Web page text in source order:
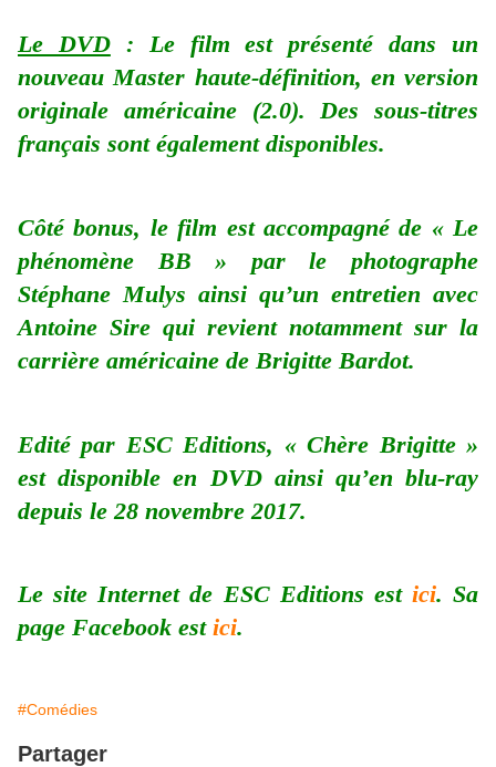
Le DVD: Le film est présenté dans un
nouveau Master haute-définition, en version
originale américaine (2.0). Des sous-titres
français sont également disponibles.
Côté bonus, le film est accompagné de « Le
phénomène BB » par le photographe
Stéphane Mulys ainsi qu’un entretien avec
Antoine Sire qui revient notamment sur la
carrière américaine de Brigitte Bardot.
Edité par ESC Editions, « Chère Brigitte »
est disponible en DVD ainsi qu’en blu-ray
depuis le 28 novembre 2017.
Le site Internet de ESC Editions est ici. Sa
page Facebook est ici.
#Comédies
Partager